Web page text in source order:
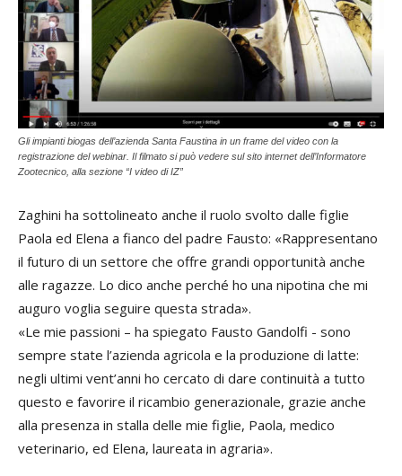
Gli impianti biogas dell’azienda Santa Faustina in un frame del video con la
registrazione del webinar. Il filmato si può vedere sul sito internet dell’Informatore
Zootecnico, alla sezione “I video di IZ”
Zaghini ha sottolineato anche il ruolo svolto dalle figlie
Paola ed Elena a fianco del padre Fausto: «Rappresentano
il futuro di un settore che offre grandi opportunità anche
alle ragazze. Lo dico anche perché ho una nipotina che mi
auguro voglia seguire questa strada».
«Le mie passioni – ha spiegato Fausto Gandolfi - sono
sempre state l’azienda agricola e la produzione di latte:
negli ultimi vent’anni ho cercato di dare continuità a tutto
questo e favorire il ricambio generazionale, grazie anche
alla presenza in stalla delle mie figlie, Paola, medico
veterinario, ed Elena, laureata in agraria».